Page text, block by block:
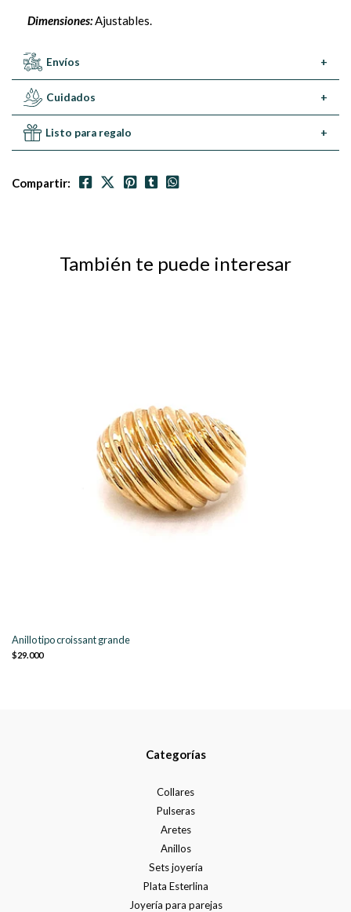
Dimensiones:Ajustables.
Envíos +
Cuidados +
Listo para regalo +
Compartir:
También te puede interesar
Anillo tipo croissant grande
$29.000
Categorías
Collares
Pulseras
Aretes
Anillos
Sets joyería
Plata Esterlina
Joyería para parejas